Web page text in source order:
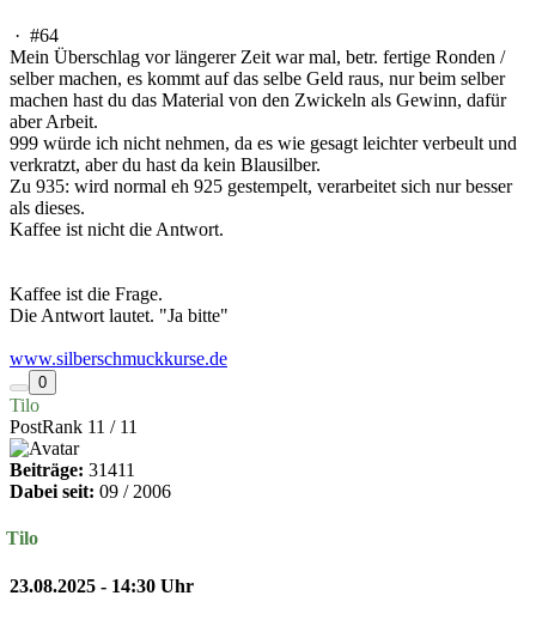
· #64
Mein Überschlag vor längerer Zeit war mal, betr. fertige Ronden /
selber machen, es kommt auf das selbe Geld raus, nur beim selber
machen hast du das Material von den Zwickeln als Gewinn, dafür
aber Arbeit.
999 würde ich nicht nehmen, da es wie gesagt leichter verbeult und
verkratzt, aber du hast da kein Blausilber.
Zu 935: wird normal eh 925 gestempelt, verarbeitet sich nur besser
als dieses.
Kaffee ist nicht die Antwort.
Kaffee ist die Frage.
Die Antwort lautet. "Ja bitte"
www.silberschmuckkurse.de
0
Tilo
PostRank 11 / 11
Beiträge: 31411
Dabei seit: 09 / 2006
Tilo
23.08.2025 - 14:30 Uhr